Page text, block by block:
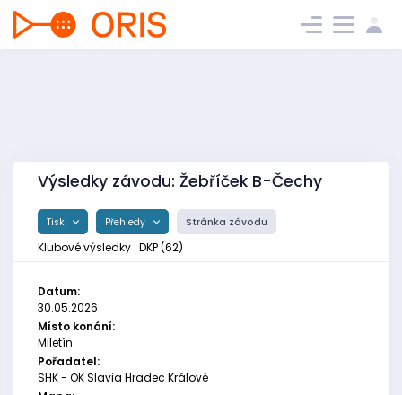
Výsledky závodu: Žebříček B-Čechy
Tisk Přehledy Stránka závodu
Klubové výsledky : DKP (62)
Datum:
30.05.2026
Místo konání:
Miletín
Pořadatel:
SHK - OK Slavia Hradec Králové